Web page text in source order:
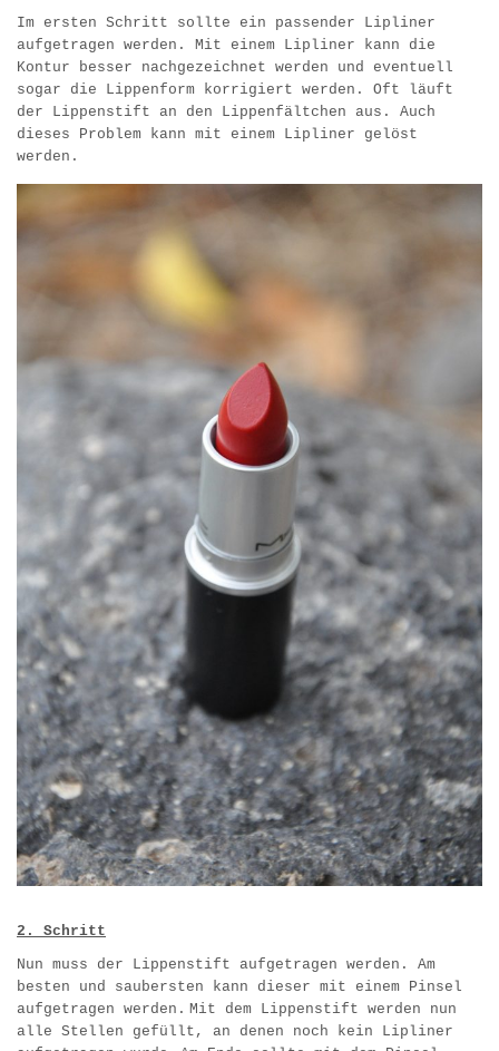
Im ersten Schritt sollte ein passender Lipliner
aufgetragen werden. Mit einem Lipliner kann die
Kontur besser nachgezeichnet werden und eventuell
sogar die Lippenform korrigiert werden. Oft läuft
der Lippenstift an den Lippenfältchen aus. Auch
dieses Problem kann mit einem Lipliner gelöst
werden.
2. Schritt
Nun muss der Lippenstift aufgetragen werden. Am
besten und saubersten kann dieser mit einem Pinsel
aufgetragen werden. Mit dem Lippenstift werden nun
alle Stellen gefüllt, an denen noch kein Lipliner